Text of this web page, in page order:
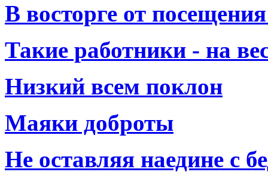
В восторге от
Такие работники - на
Низкий всем поклон
Маяки доброты
Не оставляя наедине с